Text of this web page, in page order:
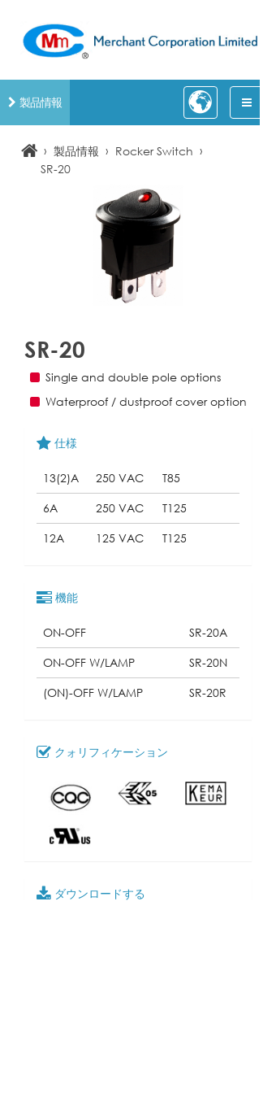
製品情報
› 製品情報 › Rocker Switch ›
SR-20
SR-20
Single and double pole options
Waterproof / dustproof cover option
仕様
13(2)A 250 VAC
T85
6A
250 VAC
T125
12A
125 VAC T125
機能
ON-OFF
SR-20A
ON-OFF W/LAMP
SR-20N
(ON)-OFF W/LAMP
SR-20R
クォリフィケーション
ダウンロードする